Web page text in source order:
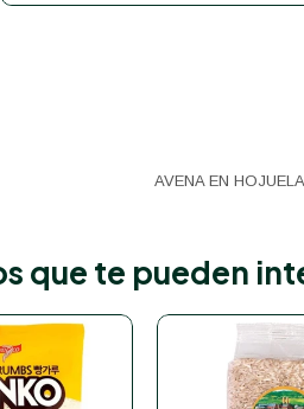
AVENA EN
que te pueden